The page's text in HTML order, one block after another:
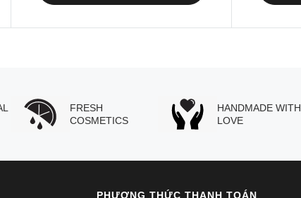
FRESH
COSMETICS
HANDMADE WITH
LOVE
PHƯƠNG THỨC THANH TOÁN